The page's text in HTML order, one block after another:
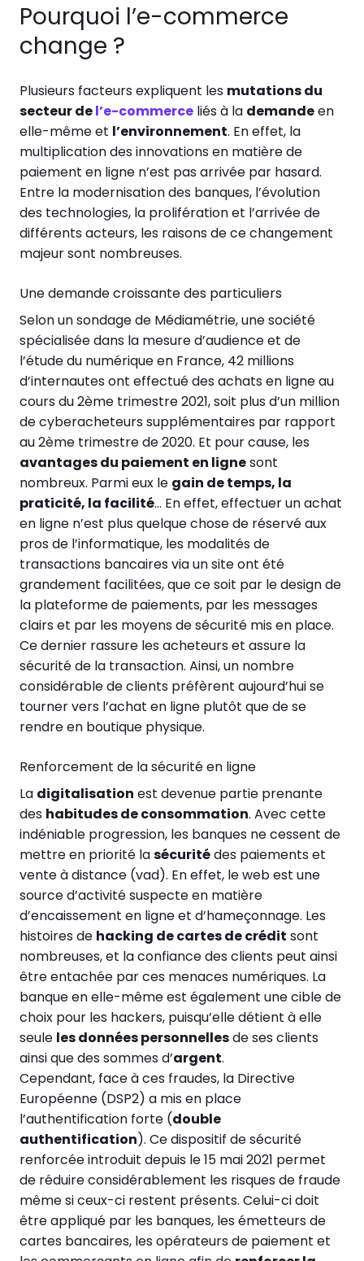
Pourquoi l’e-commerce
change ?
Plusieurs facteurs expliquent les mutations du
secteur del’e-commerce liés à la demandeen
elle-même et l’environnement. En effet, la
multiplication des innovations en matière de
paiement en ligne n’est pas arrivée par hasard.
Entre la modernisation des banques, l’évolution
des technologies, la prolifération et l’arrivée de
différents acteurs, les raisons de ce changement
majeur sont nombreuses.
Une demande croissante des particuliers
Selon un sondage de Médiamétrie, une société
spécialisée dans la mesure d’audience et de
l’étude du numérique en France, 42 millions
d’internautes ont effectué des achats en ligne au
cours du 2ème trimestre 2021, soit plus d’un million
de cyberacheteurs supplémentaires par rapport
au 2ème trimestre de 2020. Et pour cause, les
avantages du paiement en lignesont
nombreux. Parmi eux le gain de temps, la
praticité, la facilité… En effet, effectuer un achat
en ligne n’est plus quelque chose de réservé aux
pros de l’informatique, les modalités de
transactions bancaires via un site ont été
grandement facilitées, que ce soit par le design de
la plateforme de paiements, par les messages
clairs et par les moyens de sécurité mis en place.
Ce dernier rassure les acheteurs et assure la
sécurité de la transaction. Ainsi, un nombre
considérable de clients préfèrent aujourd’hui se
tourner vers l’achat en ligne plutôt que de se
rendre en boutique physique.
Renforcement de la sécurité en ligne
La digitalisation est devenue partie prenante
des habitudes de consommation. Avec cette
indéniable progression, les banques ne cessent de
mettre en priorité lasécuritédes paiements et
vente à distance (vad). En effet, le web est une
source d’activité suspecte en matière
d’encaissement en ligne et d’hameçonnage. Les
histoires de hacking de cartes de crédit sont
nombreuses, et la confiance des clients peut ainsi
être entachée par ces menaces numériques. La
banque en elle-même est également une cible de
choix pour les hackers, puisqu’elle détient à elle
seule les données personnellesde ses clients
ainsi que des sommes d’argent.
Cependant, face à ces fraudes, la Directive
Européenne (DSP2) a mis en place
l’authentification forte (double
authentification). Ce dispositif de sécurité
renforcée introduit depuis le 15 mai 2021 permet
de réduire considérablement les risques de fraude
même si ceux-ci restent présents. Celui-ci doit
être appliqué par les banques, les émetteurs de
cartes bancaires, les opérateurs de paiement et